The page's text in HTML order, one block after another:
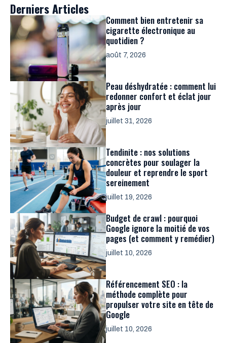
Derniers Articles
Comment bien entretenir sa
cigarette électronique au
quotidien ?
août 7, 2026
Peau déshydratée : comment lui
redonner confort et éclat jour
après jour
juillet 31, 2026
Tendinite : nos solutions
concrètes pour soulager la
douleur et reprendre le sport
sereinement
juillet 19, 2026
Budget de crawl : pourquoi
Google ignore la moitié de vos
pages (et comment y remédier)
juillet 10, 2026
Référencement SEO : la
méthode complète pour
propulser votre site en tête de
Google
juillet 10, 2026